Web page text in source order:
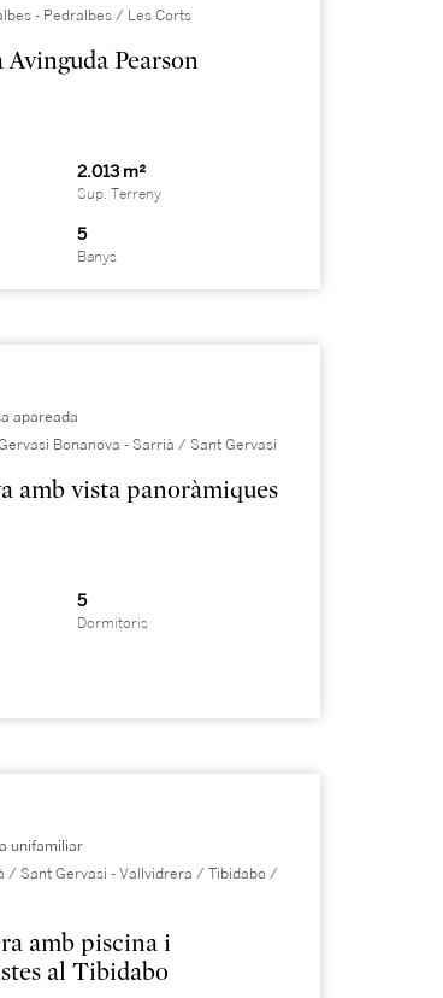
- Pedralbes / Les Corts
Avinguda Pearson
2.013 m²
Sup. Terreny
5
Banys
apareada
Bonanova - Sarrià / Sant Gervasi
amb vista panoràmiques
5
Dormitoris
unifamiliar
/ Sant Gervasi - Vallvidrera / Tibidabo /
amb piscina i
al Tibidabo